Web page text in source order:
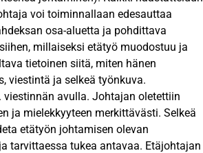
voi toiminnallaan edesauttaa
osa-aluetta ja pohdittava
millaiseksi etätyö muodostuu ja
tietoinen siitä, miten hänen
viestintä ja selkeä työnkuva.
avulla. Johtajan oletettiin
ja mielekkyyteen merkittävästi. Selkeä
etätyön johtamisen olevan
tarvittaessa tukea antavaa. Etäjohtajan